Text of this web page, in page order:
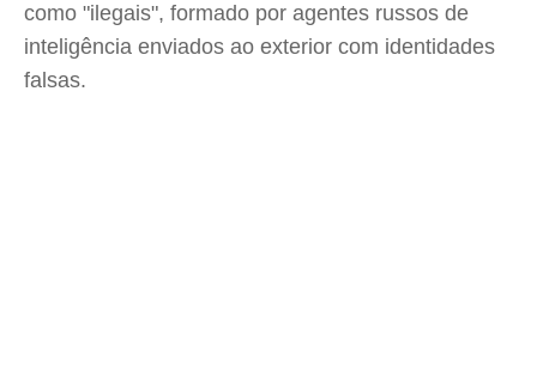
como "ilegais", formado por agentes russos de
inteligência enviados ao exterior com identidades
falsas.